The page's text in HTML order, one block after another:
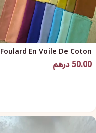
Foulard En Voile De Coton
50.00 درهم